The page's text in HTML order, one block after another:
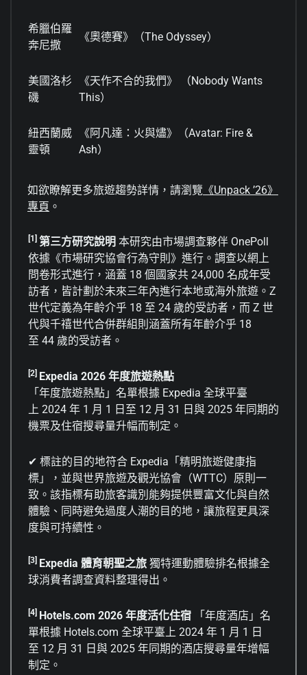
希臘伯羅
奔尼撒
《奧德賽》（The Odyssey）
美國洛杉
磯
《天作不合的我們》 （Nobody Wants
This）
紐西蘭威
靈頓
《阿凡達：火與燼》（Avatar: Fire &
Ash）
如欲瞭解更多旅遊趨勢詳情，請瀏覽 《Unpack ’26》
專頁 。
[1] 第三方研究說明 本研究由市場調查夥伴 OnePoll
依據《市場研究協會行為守則》進行。調查以網上
問卷形式進行，涵蓋 18 個國家共 24,000 名成年受
訪者，皆計劃於未來三年內進行本地或海外旅遊。Z
世代定義為年齡介乎 18 至 24 歲的受訪者，而 Z 世
代與千禧世代合併群組則涵蓋所有年齡介乎 18
至 44 歲的受訪者。
[2] Expedia 2026 年度旅遊熱點
「年度旅遊熱點」名單根據 Expedia 全球平臺
上 2024 年 1 月 1 日至 12 月 31 日與 2025 年同期的
機票及住宿搜尋量升幅而制定。
✔ 標註的目的地符合 Expedia「精明旅遊健康指
標」，並與世界旅遊及觀光協會（WTTC）原則一
致。該指標有助旅客識別能夠提供豐富文化與自然
體驗、同時避免過度人潮的目的地，讓旅程更具深
度與可持續性。
[3] Expedia 體育朝聖之旅 獨特運動體驗排名根據全
球消費者調查資料整理得出。
[4] Hotels.com 2026 年度活化住宿 「年度酒店」名
單根據 Hotels.com 全球平臺上 2024 年 1 月 1 日
至 12 月 31 日與 2025 年同期的酒店搜尋量年增幅
制定。